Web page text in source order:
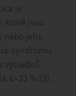
je
které jsou
jeho
syndromu
výsledků
% [3] .